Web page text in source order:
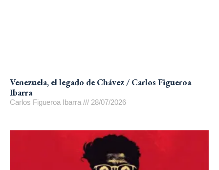
Venezuela, el legado de Chávez / Carlos Figueroa
Ibarra
Carlos Figueroa Ibarra 28/07/2026